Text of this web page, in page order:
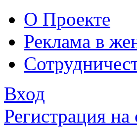
О Проекте
Реклама в
Вход
Регистрация на